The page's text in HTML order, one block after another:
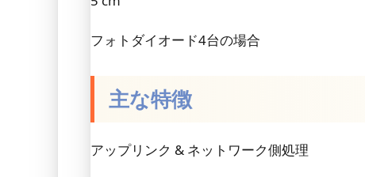
フォトダイオード4台の場合
主な特徴
アップリンク & ネットワーク側処理